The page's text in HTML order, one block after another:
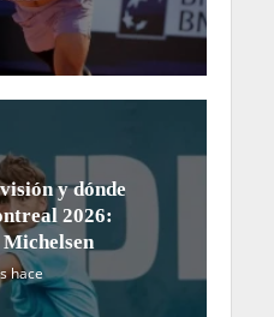
y dónde
2026:
hace